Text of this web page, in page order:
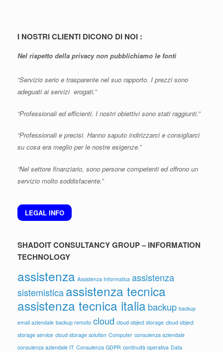
I NOSTRI CLIENTI DICONO DI NOI :
Nel rispetto della privacy non pubblichiamo le fonti
“Servizio serio e trasparente nel suo rapporto. I prezzi sono
adeguati ai servizi erogati.”
“Professionali ed efficienti. I nostri obiettivi sono stati raggiunti.”
“Professionali e precisi. Hanno saputo indirizzarci e consigliarci
su cosa era meglio per le nostre esigenze.”
“Nel settore finanziario, sono persone competenti ed offrono un
servizio molto soddisfacente.”
LEGAL INFO
SHADOIT CONSULTANCY GROUP – INFORMATION
TECHNOLOGY
assistenza Assistenza Informatica assistenza
sistemisticaassistenza tecnica
assistenza tecnica italia backup backup
email aziendale backup remoto cloud cloud object storage cloud object
storage service cloud storage solution Computer consulenza aziendale
consulenza aziendale IT Consulenza GDPR continuità operativa Data